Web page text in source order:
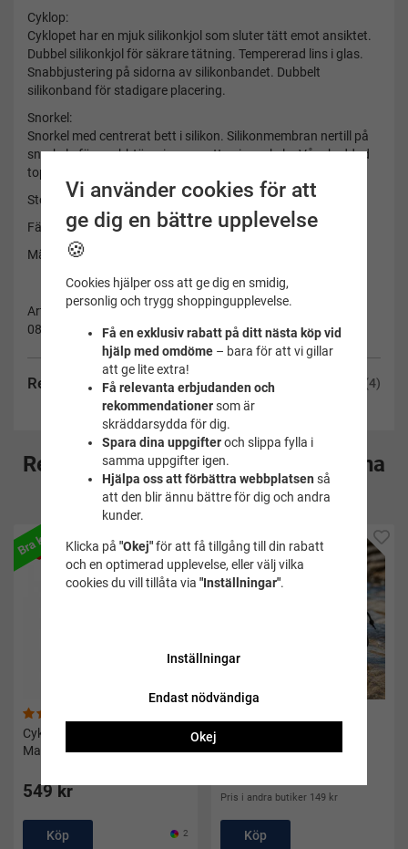
Recensioner (4)
Cyklop:
Cyklopet har en mjuk silikonkjol som sluter tätt emot ansiktet.
Dubbel silikonkjol för säkrare tätning. Tempererad lins i glas.
Snabbjustering på sidorna av silikonbandet. Dubbelt
silikonband för stadigare placering.
Snorkel:
Snorkel med centrerat bett i silikon. Silikonmembran nertill på
snorkeln för snabbtömning av vatten i snorkeln. Vågskyddad
topp.
Storlek: + 14 år
Färg: blå/klar
Märke: Seac
Artikelnummer:
0890073160000A
Rekommenderade tillbehör till denna
produkt
Cyklopset Wahoo turkos/vit -
Mares
Bra köp
549 kr
Köp 2
Aquasocks - Soak
Bra köp
Pris i andra butiker 149 kr
Köp
Vi använder cookies för att
ge dig en bättre upplevelse
🍪
Cookies hjälper oss att ge dig en smidig,
personlig och trygg shoppingupplevelse.
Få en exklusiv rabatt på ditt nästa köp vid
hjälp med omdöme– bara för att vi gillar
att ge lite extra!
Få relevanta erbjudanden och
rekommendationersom är
skräddarsydda för dig.
Spara dina uppgifteroch slippa fylla i
samma uppgifter igen.
Hjälpa oss att förbättra webbplatsen så
att den blir ännu bättre för dig och andra
kunder.
Klicka på "Okej"för att få tillgång till din rabatt
och en optimerad upplevelse, eller välj vilka
cookies du vill tillåta via "Inställningar".
Inställningar
Endast nödvändiga
Okej